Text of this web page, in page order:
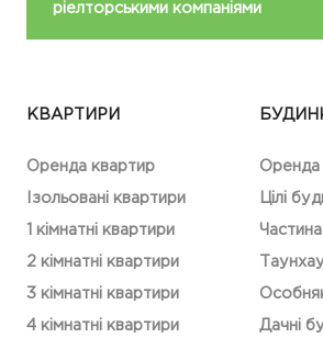
ріелторськими компаніями
КВАРТИРИ
Оренда квартир
Ізольовані квартири
1 кімнатні квартири
2 кімнатні квартири
3 кімнатні квартири
4 кімнатні квартири
Оренда
Цілі
Дачні